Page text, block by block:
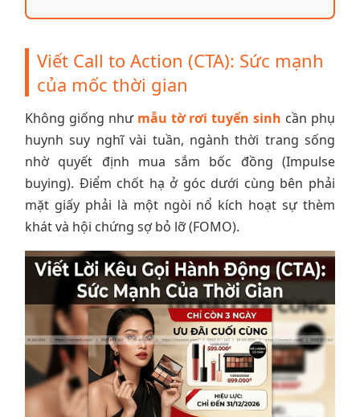
Viết Call to Action (CTA): Sức mạnh
của mốc thời gian
Không giống như mẫu tờ rơi tuyển sinh cần phụ
huynh suy nghĩ vài tuần, ngành thời trang sống
nhờ quyết định mua sắm bốc đồng (Impulse
buying). Điểm chốt hạ ở góc dưới cùng bên phải
mặt giấy phải là một ngòi nổ kích hoạt sự thèm
khát và hội chứng sợ bỏ lỡ (FOMO).